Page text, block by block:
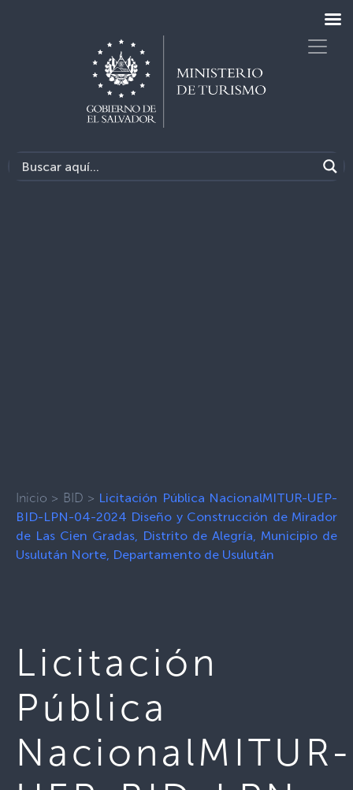
Inicio > BID > Licitación Pública NacionalMITUR-UEP-
BID-LPN-04-2024 Diseño y Construcción de Mirador
de Las Cien Gradas, Distrito de Alegría, Municipio de
Usulután Norte, Departamento de Usulután
Licitación
Pública